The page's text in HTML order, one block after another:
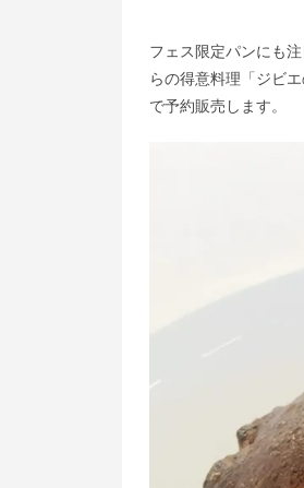
フェス限定パンにも
らの得意料理「ジビ
で予約販売します。